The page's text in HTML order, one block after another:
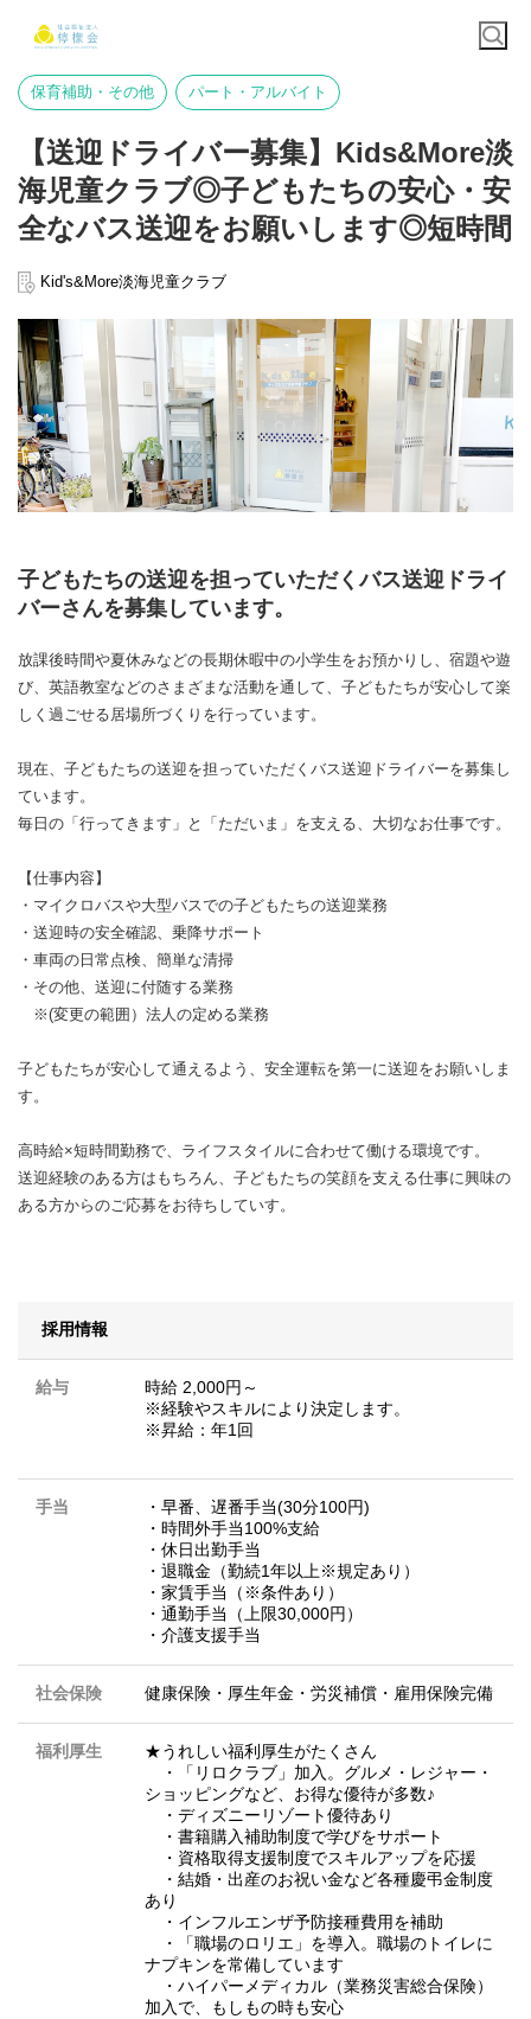
保育補助・その他 パート・アルバイト
【送迎ドライバー募集】Kids&More淡
海児童クラブ◎子どもたちの安心・安
全なバス送迎をお願いします◎短時間
Kid's&More淡海児童クラブ
子どもたちの送迎を担っていただくバス送迎ドライ
バーさんを募集しています。
放課後時間や夏休みなどの長期休暇中の小学生をお預かりし、宿題や遊
び、英語教室などのさまざまな活動を通して、子どもたちが安心して楽
しく過ごせる居場所づくりを行っています。
現在、子どもたちの送迎を担っていただくバス送迎ドライバーを募集し
ています。
毎日の「行ってきます」と「ただいま」を支える、大切なお仕事です。
【仕事内容】
・マイクロバスや大型バスでの子どもたちの送迎業務
・送迎時の安全確認、乗降サポート
・車両の日常点検、簡単な清掃
・その他、送迎に付随する業務
※(変更の範囲）法人の定める業務
子どもたちが安心して通えるよう、安全運転を第一に送迎をお願いしま
す。
高時給×短時間勤務で、ライフスタイルに合わせて働ける環境です。
送迎経験のある方はもちろん、子どもたちの笑顔を支える仕事に興味の
ある方からのご応募をお待ちしていす。
採用情報
給与
時給 2,000円～
※経験やスキルにより決定します。
※昇給：年1回
手当
・早番、遅番手当(30分100円)
・時間外手当100%支給
・休日出勤手当
・退職金（勤続1年以上※規定あり）
・家賃手当（※条件あり）
・通勤手当（上限30,000円）
・介護支援手当
社会保険 健康保険・厚生年金・労災補償・雇用保険完備
福利厚生
★うれしい福利厚生がたくさん
・「リロクラブ」加入。グルメ・レジャー・
ショッピングなど、お得な優待が多数♪
・ディズニーリゾート優待あり
・書籍購入補助制度で学びをサポート
・資格取得支援制度でスキルアップを応援
・結婚・出産のお祝い金など各種慶弔金制度
あり
・インフルエンザ予防接種費用を補助
・「職場のロリエ」を導入。職場のトイレに
ナプキンを常備しています
・ハイパーメディカル（業務災害総合保険）
加入で、もしもの時も安心